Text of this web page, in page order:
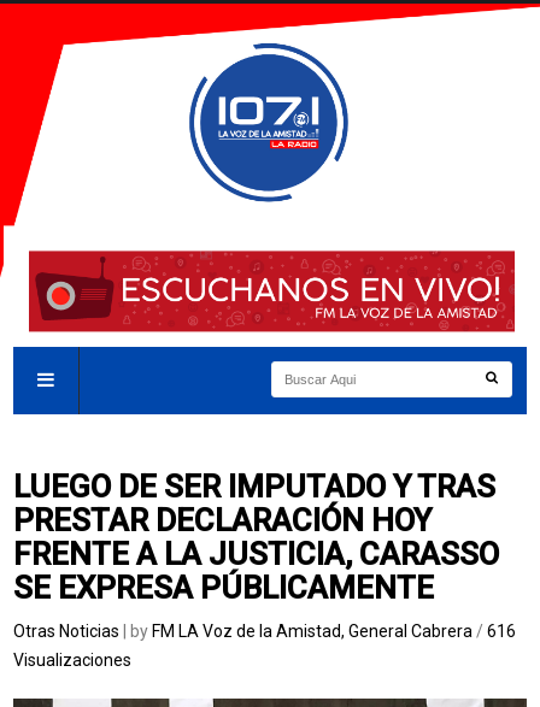
LUEGO DE SER IMPUTADO Y TRAS
PRESTAR DECLARACIÓN HOY
FRENTE A LA JUSTICIA, CARASSO
SE EXPRESA PÚBLICAMENTE
Otras Noticias | by FM LA Voz de la Amistad, General Cabrera /616
Visualizaciones